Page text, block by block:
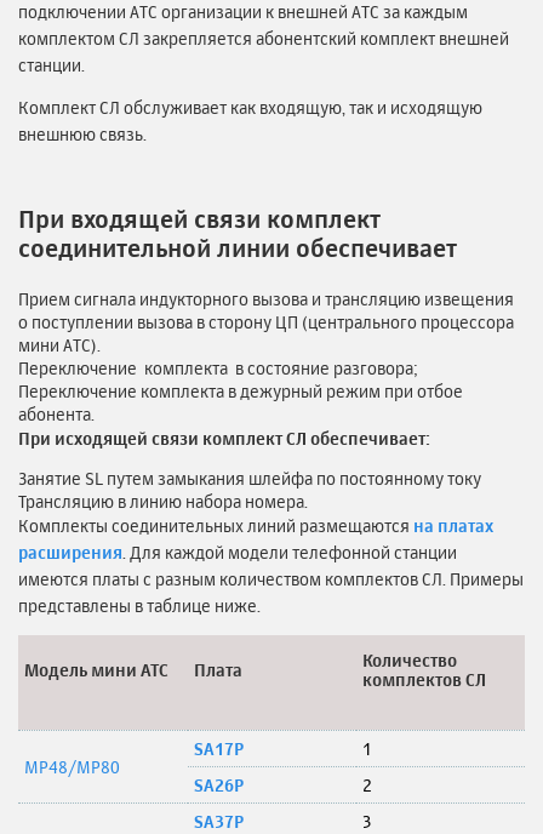
подключении АТС организации к внешней АТС за каждым
комплектом СЛ закрепляется абонентский комплект внешней
станции.
Комплект СЛ обслуживает как входящую, так и исходящую
внешнюю связь.
При входящей связи комплект
соединительной линии обеспечивает
Прием сигнала индукторного вызова и трансляцию извещения
о поступлении вызо­ва в сторону ЦП (центрального процессора
мини АТС).
Переключение комплекта в состояние разговора;
Переключение комплекта в дежурный режим при отбое
абонента.
При исходящей связи комплект СЛ обеспечивает:
Занятие SL путем замыкания шлейфа по постоянному току
Трансляцию в линию набора номера.
Комплекты соединительных линий размещаются на платах
расширения. Для каждой модели телефонной станции
имеются платы с разным количеством комплектов СЛ. Примеры
представлены в таблице ниже.
Модель мини АТС Плата
Количество
комплектов СЛ
MP48/MP80
SA17P
1
SA26P
2
SA37P
3